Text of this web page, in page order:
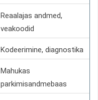
Reaalajas andmed,
veakoodid
Kodeerimine, diagnostika
Mahukas
parkimisandmebaas